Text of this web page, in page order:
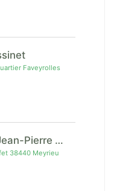
Faveyrolles
Hélène Christian & Jean-Pierre Guillaud
38440 Meyrieu